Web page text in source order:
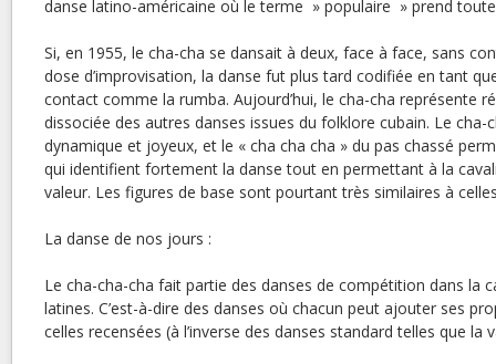
danse latino-américaine où le terme » populaire » prend
Si, en 1955, le cha-cha se dansait à deux, face à face, sans
dose d’improvisation, la danse fut plus tard codifiée en tant
contact comme la rumba. Aujourd’hui, le cha-cha représente
dissociée des autres danses issues du folklore cubain. Le
dynamique et joyeux, et le « cha cha cha » du pas chassé
qui identifient fortement la danse tout en permettant à la
valeur. Les figures de base sont pourtant très similaires à
La danse de nos jours :
Le cha-cha-cha fait partie des danses de compétition dans la
latines. C’est-à-dire des danses où chacun peut ajouter ses
celles recensées (à l’inverse des danses standard telles que la